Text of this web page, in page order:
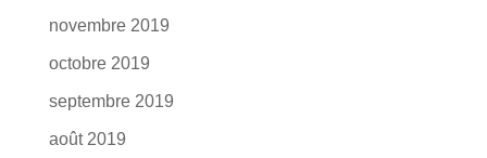
novembre 2019
octobre 2019
septembre 2019
août 2019